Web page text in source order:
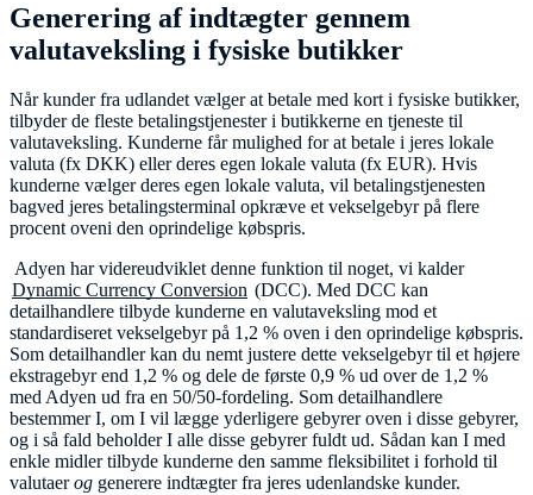
Generering af indtægter gennem
valutaveksling i fysiske butikker
Når kunder fra udlandet vælger at betale med kort i fysiske butikker,
tilbyder de fleste betalingstjenester i butikkerne en tjeneste til
valutaveksling. Kunderne får mulighed for at betale i jeres lokale
valuta (fx DKK) eller deres egen lokale valuta (fx EUR). Hvis
kunderne vælger deres egen lokale valuta, vil betalingstjenesten
bagved jeres betalingsterminal opkræve et vekselgebyr på flere
procent oveni den oprindelige købspris.
Adyen har videreudviklet denne funktion til noget, vi kalder
Dynamic Currency Conversion (DCC). Med DCC kan
detailhandlere tilbyde kunderne en valutaveksling mod et
standardiseret vekselgebyr på 1,2 % oven i den oprindelige købspris.
Som detailhandler kan du nemt justere dette vekselgebyr til et højere
ekstragebyr end 1,2 % og dele de første 0,9 % ud over de 1,2 %
med Adyen ud fra en 50/50-fordeling. Som detailhandlere
bestemmer I, om I vil lægge yderligere gebyrer oven i disse gebyrer,
og i så fald beholder I alle disse gebyrer fuldt ud. Sådan kan I med
enkle midler tilbyde kunderne den samme fleksibilitet i forhold til
valutaerog generere indtægter fra jeres udenlandske kunder.